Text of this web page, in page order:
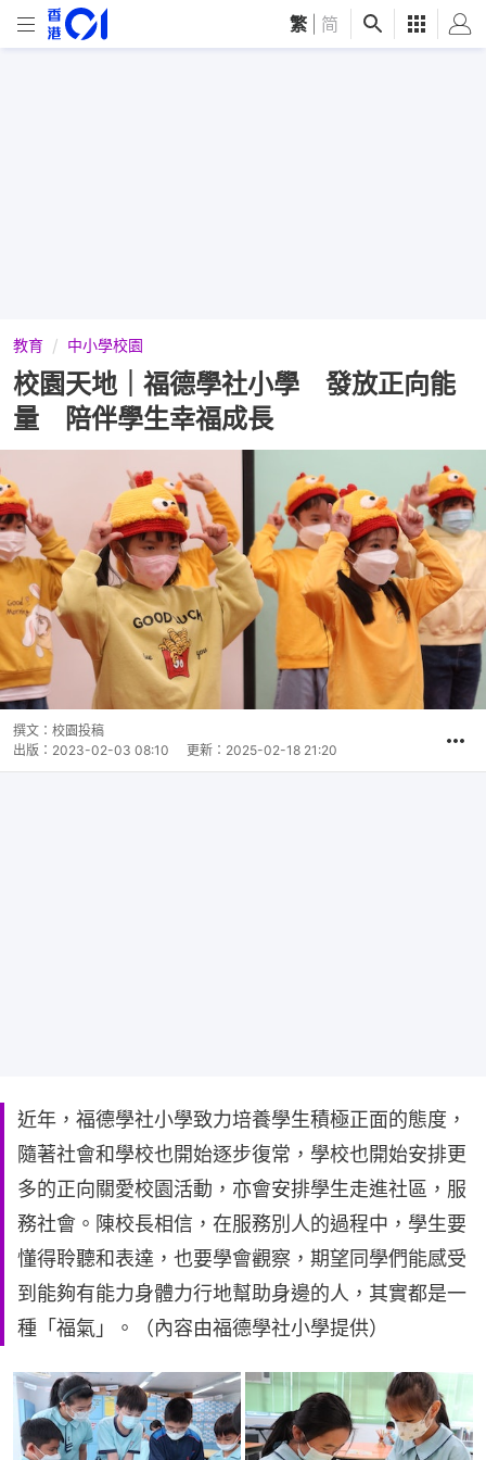
繁 简
教育 中小學校園
校園天地｜福德學社小學 發放正向能
量 陪伴學生幸福成長
撰文： 校園投稿
出版： 2023-02-03 08:10 更新： 2025-02-18 21:20
近年，福德學社小學致力培養學生積極正面的態度，
隨著社會和學校也開始逐步復常，學校也開始安排更
多的正向關愛校園活動，亦會安排學生走進社區，服
務社會。陳校長相信，在服務別人的過程中，學生要
懂得聆聽和表達，也要學會觀察，期望同學們能感受
到能夠有能力身體力行地幫助身邊的人，其實都是一
種「福氣」。（內容由福德學社小學提供）